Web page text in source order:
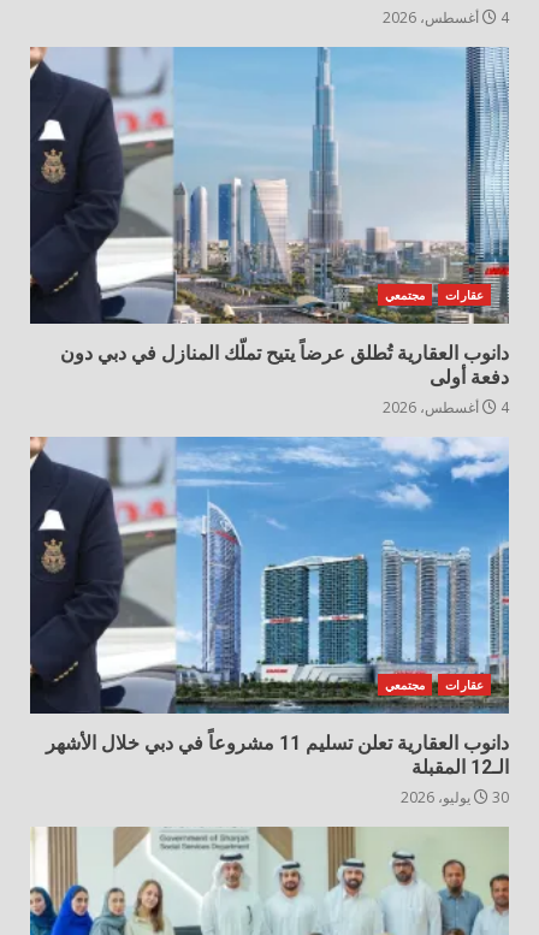
4 أغسطس، 2026
عقارات مجتمعي
دانوب العقارية تُطلق عرضاً يتيح تملّك المنازل في دبي دون
دفعة أولى
4 أغسطس، 2026
عقارات مجتمعي
دانوب العقارية تعلن تسليم 11 مشروعاً في دبي خلال الأشهر
الـ12 المقبلة
30 يوليو، 2026